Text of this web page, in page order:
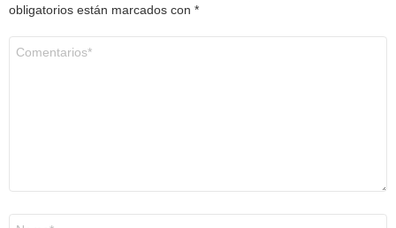
obligatorios están marcados con *